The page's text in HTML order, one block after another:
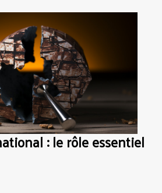
: le rôle essentiel